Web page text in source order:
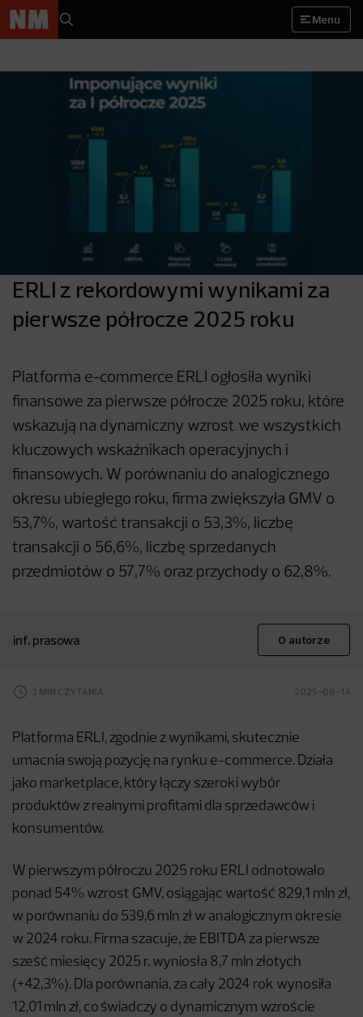
Menu
ERLI z rekordowymi wynikami za
pierwsze półrocze 2025 roku
Platforma e-commerce ERLI ogłosiła wyniki
finansowe za pierwsze półrocze 2025 roku, które
wskazują na dynamiczny wzrost we wszystkich
kluczowych wskaźnikach operacyjnych i
finansowych. W porównaniu do analogicznego
okresu ubiegłego roku, firma zwiększyła GMV o
53,7%, wartość transakcji o 53,3%, liczbę
transakcji o 56,6%, liczbę sprzedanych
przedmiotów o 57,7% oraz przychody o 62,8%.
inf. prasowa O autorze
3 MIN CZYTANIA 2025-08-14
Platforma ERLI, zgodnie z wynikami, skutecznie
umacnia swoją pozycję na rynku e-commerce. Działa
jako marketplace, który łączy szeroki wybór
produktów z realnymi profitami dla sprzedawców i
konsumentów.
W pierwszym półroczu 2025 roku ERLI odnotowało
ponad 54% wzrost GMV, osiągając wartość 829,1 mln zł,
w porównaniu do 539,6 mln zł w analogicznym okresie
w 2024 roku. Firma szacuje, że EBITDA za pierwsze
sześć miesięcy 2025 r. wyniosła 8,7 mln złotych
(+42,3%). Dla porównania, za cały 2024 rok wynosiła
12,01 mln zł, co świadczy o dynamicznym wzroście